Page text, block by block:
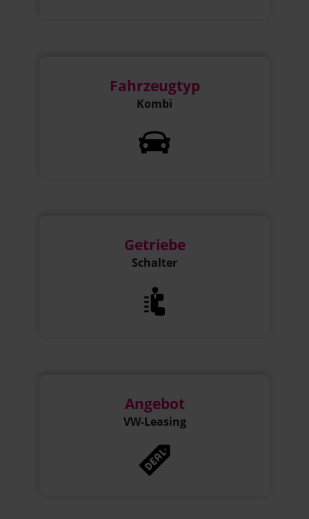
Fahrzeugtyp
Kombi
Getriebe
Schalter
Angebot
VW-Leasing